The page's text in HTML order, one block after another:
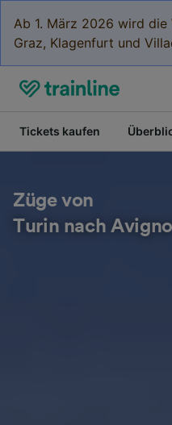
Ab 1. März 2026 wird die
Graz, Klagenfurt und
Tickets kaufen
Züge von
Turin nach